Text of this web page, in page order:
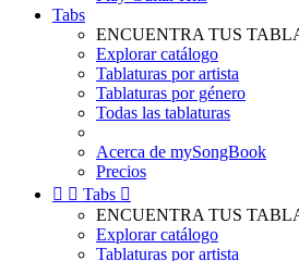
Tabs
ENCUENTRA TUS
Explorar catálogo
Tablaturas por artista
Tablaturas por género
Todas las tablaturas
Acerca de mySongBook
Precios
  Tabs 
ENCUENTRA TUS
Explorar catálogo
Tablaturas por artista